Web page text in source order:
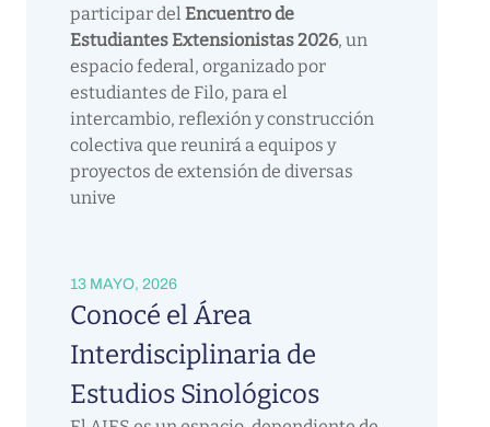
participar del Encuentro de
Estudiantes Extensionistas 2026, un
espacio federal, organizado por
estudiantes de Filo, para el
intercambio, reflexión y construcción
colectiva que reunirá a equipos y
proyectos de extensión de diversas
unive
13 MAYO, 2026
Conocé el Área
Interdisciplinaria de
Estudios Sinológicos